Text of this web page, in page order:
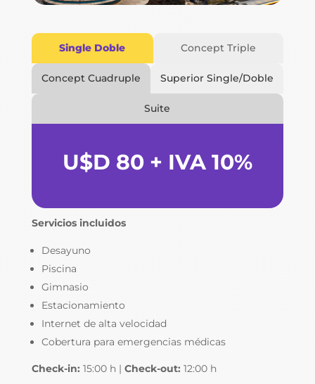
Single Doble Concept Triple
Concept Cuadruple Superior Single/Doble
Suite
U$D 80 + IVA 10%
Servicios incluidos
Desayuno
Piscina
Gimnasio
Estacionamiento
Internet de alta velocidad
Cobertura para emergencias médicas
Check-in: 15:00 h | Check-out: 12:00 h